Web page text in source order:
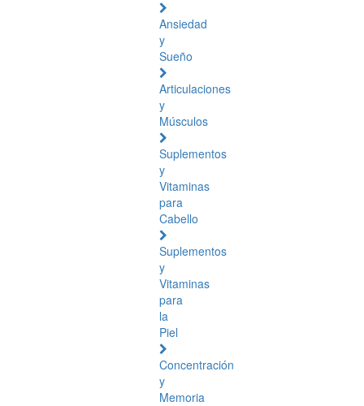
Ansiedad
y
Sueño
Articulaciones
y
Músculos
Suplementos
y
Vitaminas
para
Cabello
Suplementos
y
Vitaminas
para
la
Piel
Concentración
y
Memoria